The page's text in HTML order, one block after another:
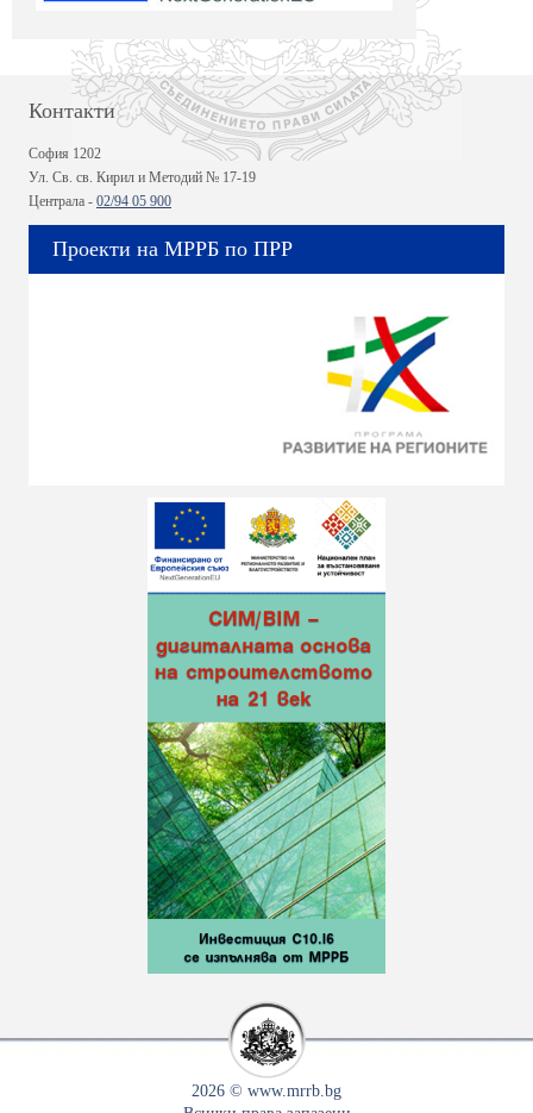
Контакти
София 1202
Ул. Св. св. Кирил и Методий № 17-19
Централа - 02/94 05 900
Проекти на МРРБ по ПРР
2026 © www.mrrb.bg